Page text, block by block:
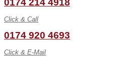
0174 214 4918
Click & Call
0174 920 4693
Click & E-Mail